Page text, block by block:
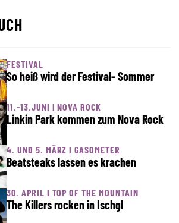
FESTIVAL
So heiß wird der Festival- Sommer
11.-13.JUNI I NOVA ROCK
Linkin Park kommen zum Nova Rock
4. UND 5. MÄRZ I GASOMETER
Beatsteaks lassen es krachen
30. APRIL I TOP OF THE MOUNTAIN
The Killers rocken in Ischgl